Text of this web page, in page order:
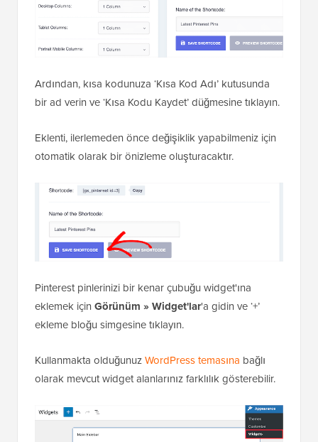
Ardından, kısa kodunuza ‘Kısa Kod Adı’ kutusunda
bir ad verin ve ‘Kısa Kodu Kaydet’ düğmesine tıklayın.
Eklenti, ilerlemeden önce değişiklik yapabilmeniz için
otomatik olarak bir önizleme oluşturacaktır.
Pinterest pinlerinizi bir kenar çubuğu widget'ına
eklemek için Görünüm » Widget'lar'a gidin ve ‘+’
ekleme bloğu simgesine tıklayın.
Kullanmakta olduğunuzWordPress temasına bağlı
olarak mevcut widget alanlarınız farklılık gösterebilir.